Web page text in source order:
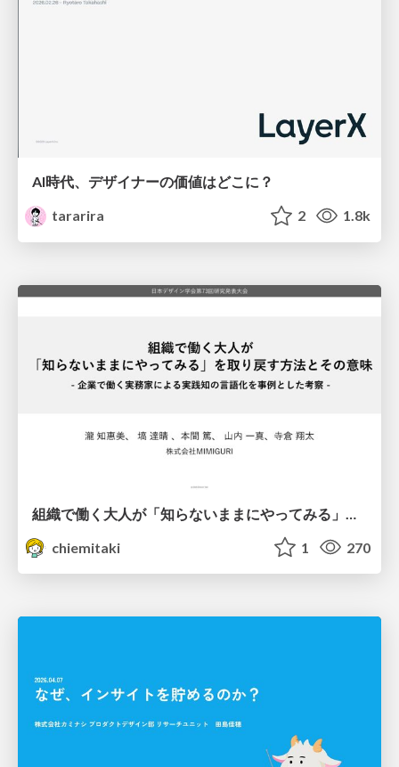
AI時代、デザイナーの価値はどこに？
tararira
2 1.8k
chiemitaki
1 270